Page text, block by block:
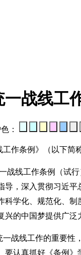
战线工
：
作条例》（以下简
战线工作条例（试
，深入贯彻习近
学化、规范化、
的中国梦提供广泛
战线工作的重要
认真抓好《条例